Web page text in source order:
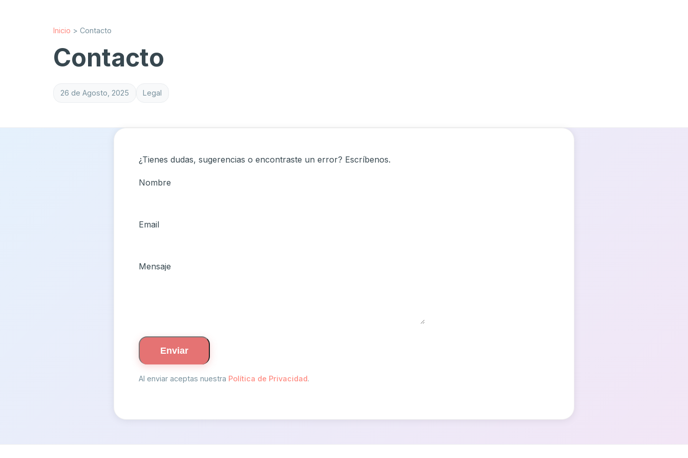
Inicio > Contacto
Contacto
26 de Agosto, 2025 Legal
¿Tienes dudas, sugerencias o encontraste un error? Escríbenos.
Nombre
Email
Mensaje
Enviar
Al enviar aceptas nuestra Política de Privacidad.